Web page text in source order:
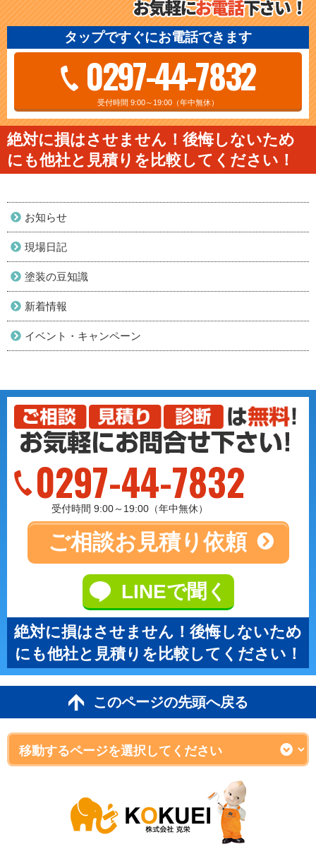
タップですぐにお電話できます
0297-44-7832
受付時間 9:00～19:00（年中無休）
絶対に損はさせません！後悔しないため
にも他社と見積りを比較してください！
お知らせ
現場日記
塗装の豆知識
新着情報
イベント・キャンペーン
0297-44-7832
受付時間 9:00～19:00（年中無休）
ご相談お見積り依頼
LINEで聞く
絶対に損はさせません！後悔しないため
にも他社と見積りを比較してください！
このページの先頭へ戻る